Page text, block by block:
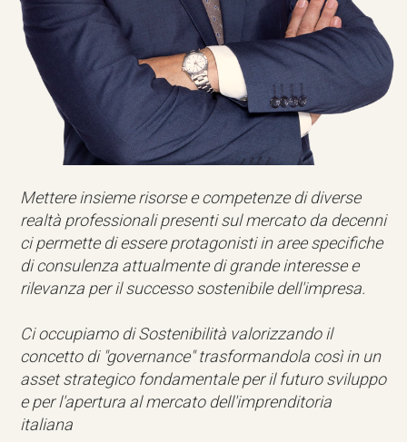
Mettere insieme risorse e competenze di diverse
realtà professionali presenti sul mercato da decenni
ci permette di essere protagonisti in aree specifiche
di consulenza attualmente di grande interesse e
rilevanza per il successo sostenibile dell'impresa.
Ci occupiamo di Sostenibilità valorizzando il
concetto di "governance" trasformandola così in un
asset strategico fondamentale per il futuro sviluppo
e per l'apertura al mercato dell'imprenditoria
italiana